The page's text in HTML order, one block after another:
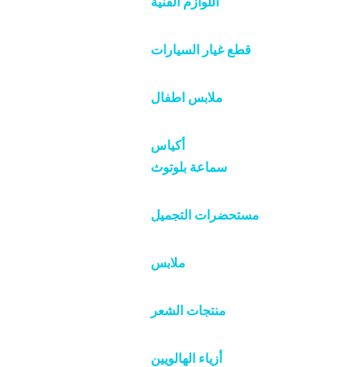
قطع غيار السيارات
ملابس اطفال
أكياس
سماعة بلوتوث
مستحضرات التجميل
ملابس
منتجات الشعر
أزياء الهالويين